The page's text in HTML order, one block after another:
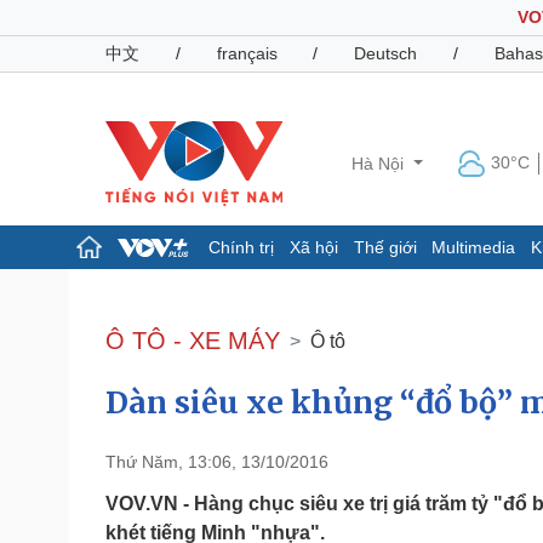
中文
/ français / Deutsch /
Hà Nội 30°C
Chính trị Xã hội Thế giới Multimedia
Đảng
Tổ chức nhân sự
Nhận diện sự thật
Dấu ấn VOV
Pháp luật
Vụ án
Quân sự - Quốc phòng
Ô TÔ - XE MÁY Ô tô
Dàn siêu xe khủng “đổ bộ”
Thứ Năm, 13:06, 13/10/2016
VOV.VN - Hàng chục siêu xe trị giá trăm tỷ
khét tiếng Minh "nhựa".